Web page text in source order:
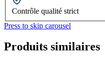
Contrôle qualité strict
Press to skip carousel
Produits similaires